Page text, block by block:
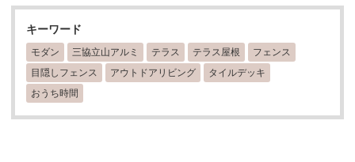
キーワード
モダン 三協立山アルミ テラス テラス屋根
フェンス
目隠しフェンス
アウトドアリビング
タイルデッキ
おうち時間